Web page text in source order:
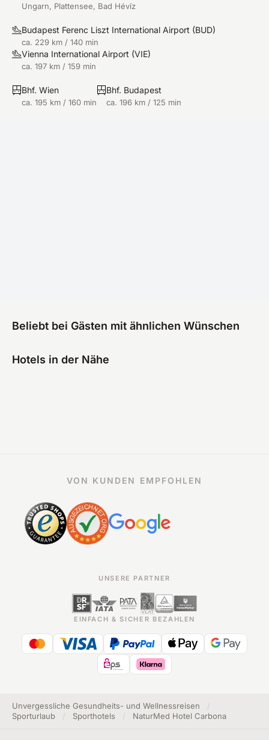
Ungarn, Plattensee, Bad Hévíz
Budapest Ferenc Liszt International Airport (BUD)
ca. 229 km / 140 min
Vienna International Airport (VIE)
ca. 197 km / 159 min
Bhf. Wien
ca. 195 km / 160 min
Bhf. Budapest
ca. 196 km / 125 min
Beliebt bei Gästen mit ähnlichen Wünschen
Hotels in der Nähe
VON KUNDEN EMPFOHLEN
UNSERE PARTNER
EINFACH & SICHER BEZAHLEN
Unvergessliche Gesundheits- und Wellnessreisen
Sporturlaub
Sporthotels NaturMed Hotel Carbona